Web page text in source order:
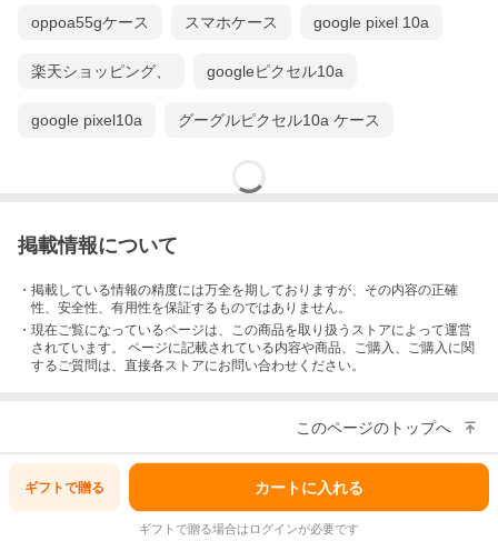
oppoa55gケース スマホケース google pixel 10a
楽天ショッピング、 googleピクセル10a
google pixel10a グーグルピクセル10a ケース
掲載情報について
・掲載している情報の精度には万全を期しておりますが、その内容の正確
性、安全性、有用性を保証するものではありません。
・現在ご覧になっているページは、この商品を取り扱うストアによって運営
されています。 ページに記載されている内容や商品、ご購入 、ご購入に関
するご質問は、直接各ストアにお問い合わせください。
このページのトップへ
ギフトで贈る カートに入れる
ギフトで贈る場合はログインが必要です